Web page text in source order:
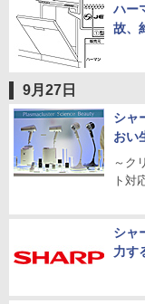
ハー
故、
9月27日
シャ
おい
～ク
ト対
シャ
力す